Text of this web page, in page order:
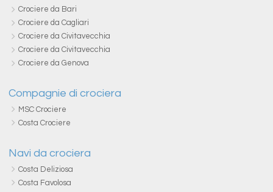
Crociere da Bari
Crociere da Cagliari
Crociere da Civitavecchia
Crociere da Civitavecchia
Crociere da Genova
Compagnie di crociera
MSC Crociere
Costa Crociere
Navi da crociera
Costa Deliziosa
Costa Favolosa